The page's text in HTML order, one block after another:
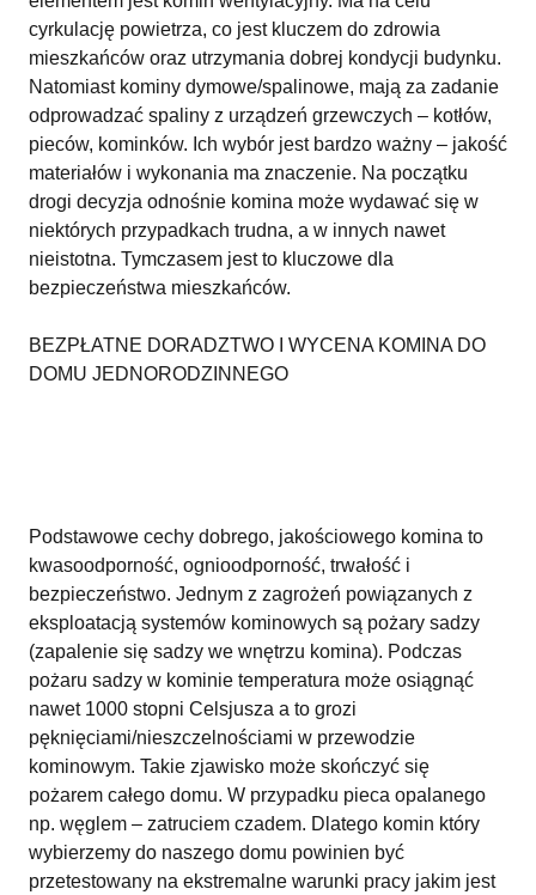
cyrkulację powietrza, co jest kluczem do zdrowia
mieszkańców oraz utrzymania dobrej kondycji budynku.
Natomiast kominy dymowe/spalinowe, mają za zadanie
odprowadzać spaliny z urządzeń grzewczych – kotłów,
pieców, kominków. Ich wybór jest bardzo ważny – jakość
materiałów i wykonania ma znaczenie. Na początku
drogi decyzja odnośnie komina może wydawać się w
niektórych przypadkach trudna, a w innych nawet
nieistotna. Tymczasem jest to kluczowe dla
bezpieczeństwa mieszkańców.
BEZPŁATNE DORADZTWO I WYCENA KOMINA DO
DOMU JEDNORODZINNEGO
Podstawowe cechy dobrego, jakościowego komina to
kwasoodporność, ognioodporność, trwałość i
bezpieczeństwo. Jednym z zagrożeń powiązanych z
eksploatacją systemów kominowych są pożary sadzy
(zapalenie się sadzy we wnętrzu komina). Podczas
pożaru sadzy w kominie temperatura może osiągnąć
nawet 1000 stopni Celsjusza a to grozi
pęknięciami/nieszczelnościami w przewodzie
kominowym. Takie zjawisko może skończyć się
pożarem całego domu. W przypadku pieca opalanego
np. węglem – zatruciem czadem. Dlatego komin który
wybierzemy do naszego domu powinien być
przetestowany na ekstremalne warunki pracy jakim jest